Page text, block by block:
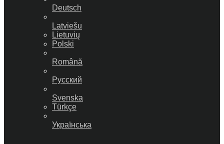
Deutsch
Latviešu
Lietuvių
Polski
Română
Русский
Svenska
Türkçe
Українська